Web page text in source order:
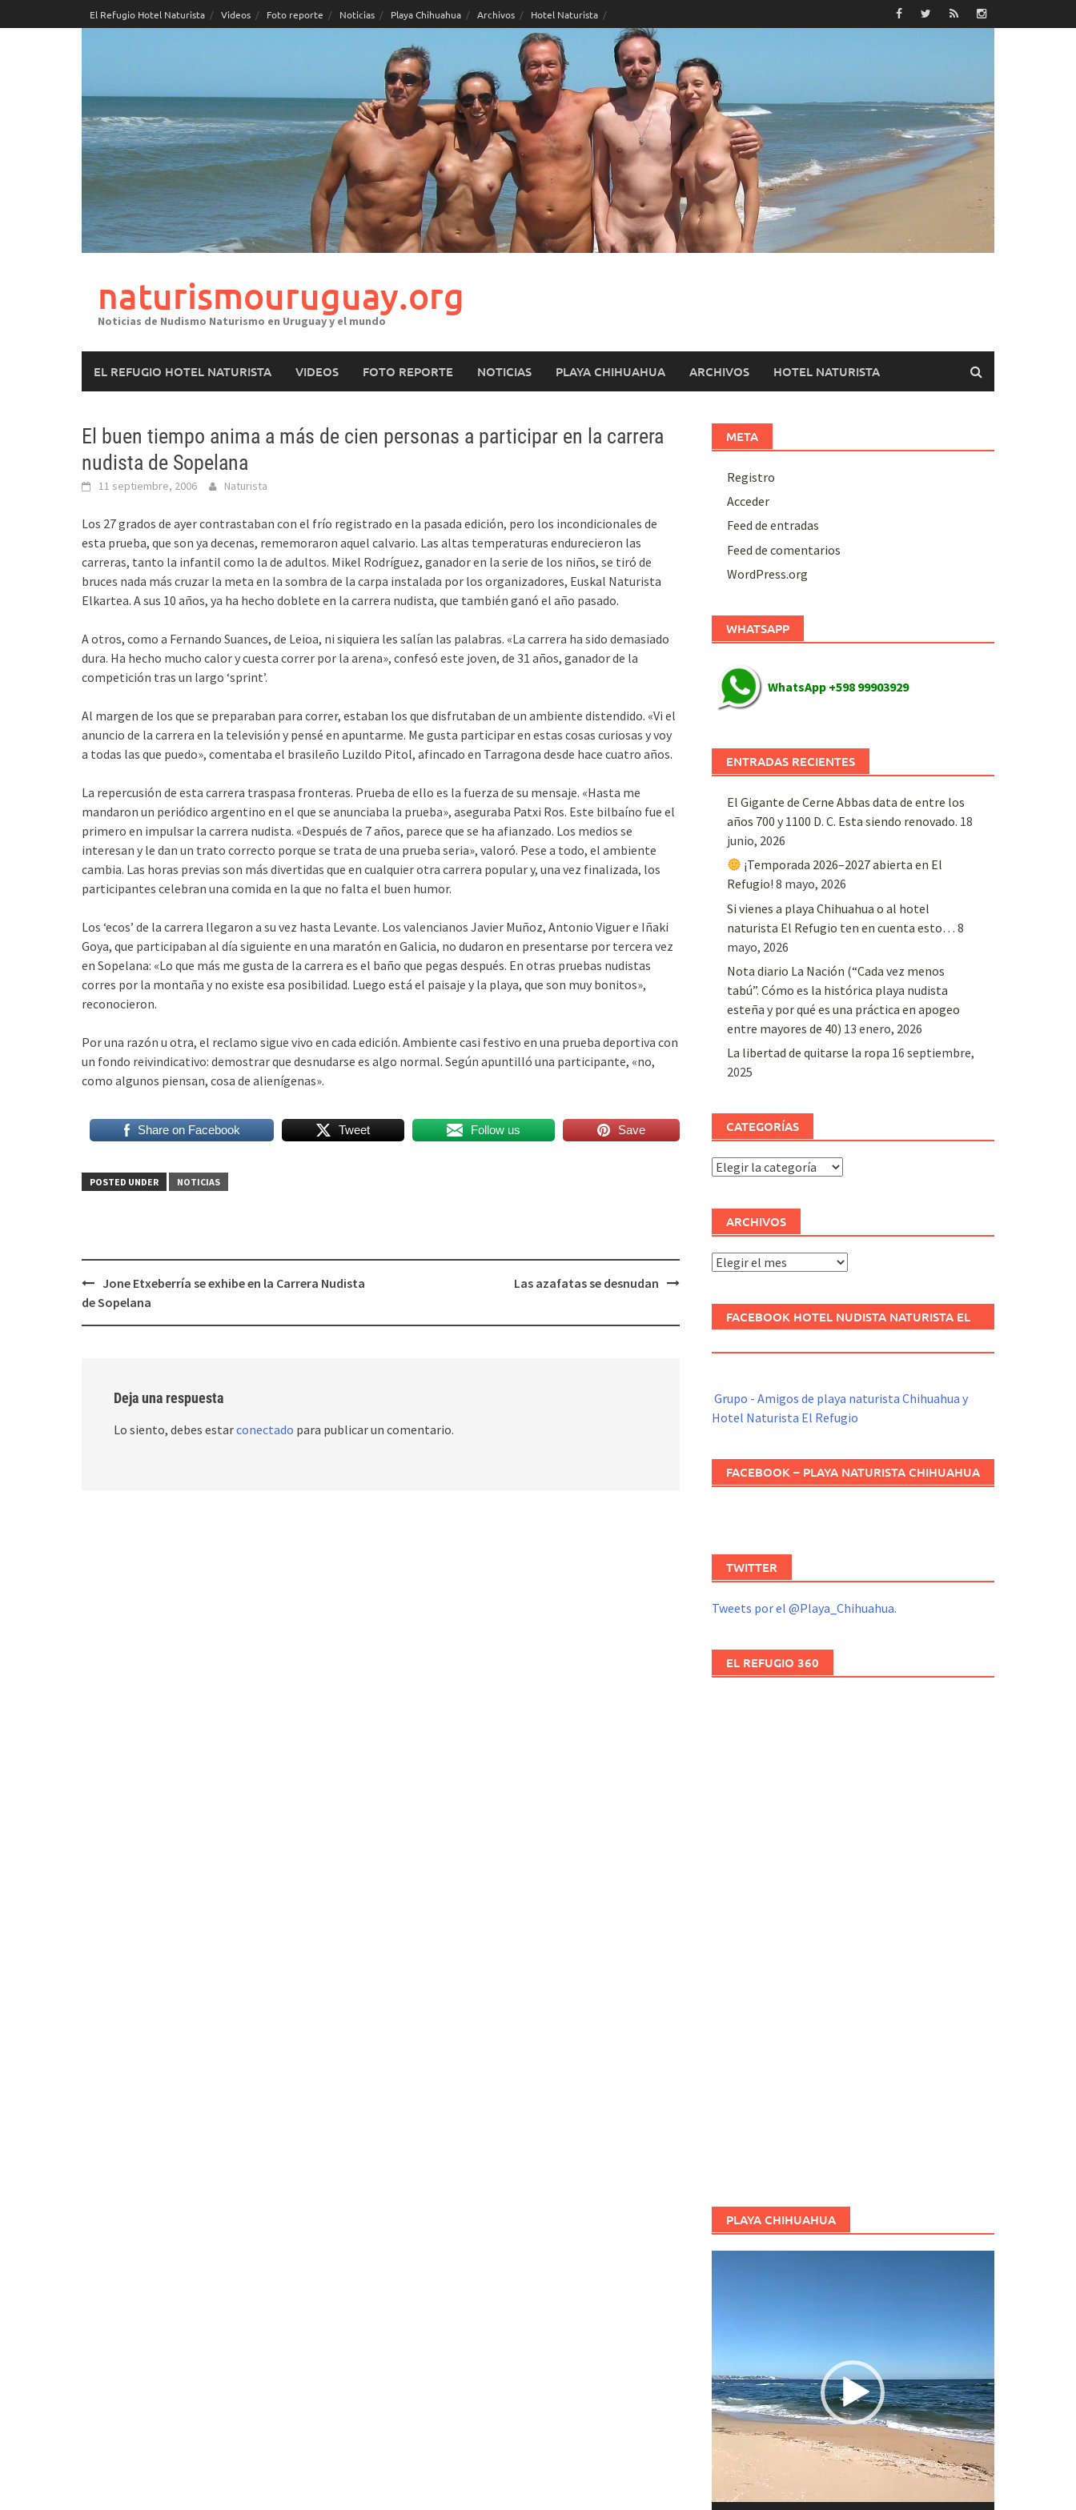
to
El Refugio Hotel Naturista Videos Foto reporte Noticias Playa Chihuahua Archivos Hotel Naturista
naturismouruguay.org
Noticias de Nudismo Naturismo en Uruguay y el mundo
EL REFUGIO HOTEL NATURISTA VIDEOS FOTO REPORTE NOTICIAS PLAYA CHIHUAHUA ARCHIVOS HOTEL NATURISTA
El buen tiempo anima a más de cien personas a participar en la carrera
nudista de Sopelana
11 septiembre, 2006 Naturista
Los 27 grados de ayer contrastaban con el frío registrado en la pasada edición, pero los incondicionales de
esta prueba, que son ya decenas, rememoraron aquel calvario. Las altas temperaturas endurecieron las
carreras, tanto la infantil como la de adultos. Mikel Rodríguez, ganador en la serie de los niños, se tiró de
bruces nada más cruzar la meta en la sombra de la carpa instalada por los organizadores, Euskal Naturista
Elkartea. A sus 10 años, ya ha hecho doblete en la carrera nudista, que también ganó el año pasado.
A otros, como a Fernando Suances, de Leioa, ni siquiera les salían las palabras. «La carrera ha sido demasiado
dura. Ha hecho mucho calor y cuesta correr por la arena», confesó este joven, de 31 años, ganador de la
competición tras un largo ‘sprint’.
Al margen de los que se preparaban para correr, estaban los que disfrutaban de un ambiente distendido. «Vi el
anuncio de la carrera en la televisión y pensé en apuntarme. Me gusta participar en estas cosas curiosas y voy
a todas las que puedo», comentaba el brasileño Luzildo Pitol, afincado en Tarragona desde hace cuatro años.
La repercusión de esta carrera traspasa fronteras. Prueba de ello es la fuerza de su mensaje. «Hasta me
mandaron un periódico argentino en el que se anunciaba la prueba», aseguraba Patxi Ros. Este bilbaíno fue el
primero en impulsar la carrera nudista. «Después de 7 años, parece que se ha afianzado. Los medios se
interesan y le dan un trato correcto porque se trata de una prueba seria», valoró. Pese a todo, el ambiente
cambia. Las horas previas son más divertidas que en cualquier otra carrera popular y, una vez finalizada, los
participantes celebran una comida en la que no falta el buen humor.
Los ‘ecos’ de la carrera llegaron a su vez hasta Levante. Los valencianos Javier Muñoz, Antonio Viguer e Iñaki
Goya, que participaban al día siguiente en una maratón en Galicia, no dudaron en presentarse por tercera vez
en Sopelana: «Lo que más me gusta de la carrera es el baño que pegas después. En otras pruebas nudistas
corres por la montaña y no existe esa posibilidad. Luego está el paisaje y la playa, que son muy bonitos»,
reconocieron.
Por una razón u otra, el reclamo sigue vivo en cada edición. Ambiente casi festivo en una prueba deportiva con
un fondo reivindicativo: demostrar que desnudarse es algo normal. Según apuntilló una participante, «no,
como algunos piensan, cosa de alienígenas».
Share on Facebook Tweet Follow us Save
POSTED UNDER NOTICIAS
Post
navigation
Jone Etxeberría se exhibe en la Carrera Nudista
de Sopelana
Las azafatas se desnudan
Deja una respuesta
Lo siento, debes estarconectado para publicar un comentario.
META
Registro
Acceder
Feed de entradas
Feed de comentarios
WordPress.org
WHATSAPP
WhatsApp +598 99903929
ENTRADAS RECIENTES
El Gigante de Cerne Abbas data de entre los
años 700 y 1100 D. C. Esta siendo renovado. 18
junio, 2026
¡Temporada 2026–2027 abierta en El
Refugio! 8 mayo, 2026
Si vienes a playa Chihuahua o al hotel
naturista El Refugio ten en cuenta esto… 8
mayo, 2026
Nota diario La Nación (“Cada vez menos
tabú”. Cómo es la histórica playa nudista
esteña y por qué es una práctica en apogeo
entre mayores de 40) 13 enero, 2026
La libertad de quitarse la ropa 16 septiembre,
2025
CATEGORÍAS
Categorías
ARCHIVOS
Archivos
FACEBOOK HOTEL NUDISTA NATURISTA EL
Grupo - Amigos de playa naturista Chihuahua y
Hotel Naturista El Refugio
FACEBOOK – PLAYA NATURISTA CHIHUAHUA
TWITTER
Tweets por el @Playa_Chihuahua.
EL REFUGIO 360
PLAYA CHIHUAHUA